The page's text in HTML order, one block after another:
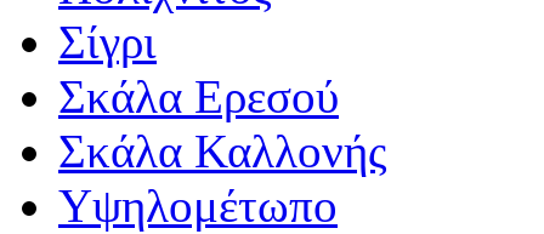
Σίγρι
Σκάλα Ερεσού
Σκάλα Καλλονής
Υψηλομέτωπο